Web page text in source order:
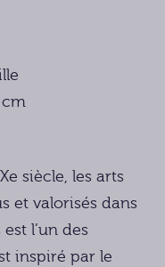
cm
siècle, les arts
et valorisés dans
l’un des
inspiré par le